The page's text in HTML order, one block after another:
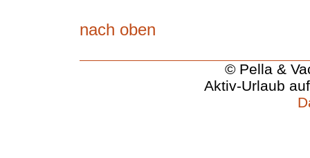
nach oben
© Pella &
Aktiv-Urlaub